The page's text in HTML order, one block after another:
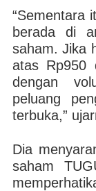
“Sementara
berada di
saham. Jika
atas Rp950
dengan
peluang
terbuka,”
Dia
saham